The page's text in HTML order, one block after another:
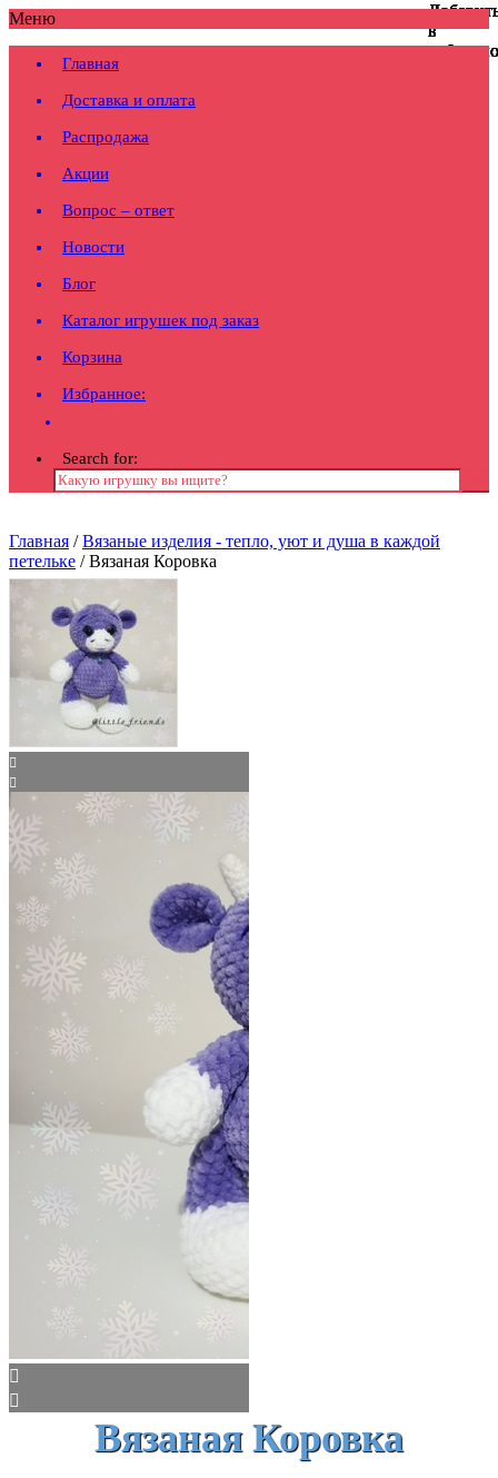
Меню
Главная
Доставка и оплата
Распродажа
Акции
Вопрос – ответ
Новости
Блог
Каталог игрушек под заказ
Корзина
Избранное:
Search for:
Главная /Вязаные изделия - тепло, уют и душа в каждой
петельке / Вязаная Коровка
Вязаная Коровка
в
в
в
в
в
в
в
в